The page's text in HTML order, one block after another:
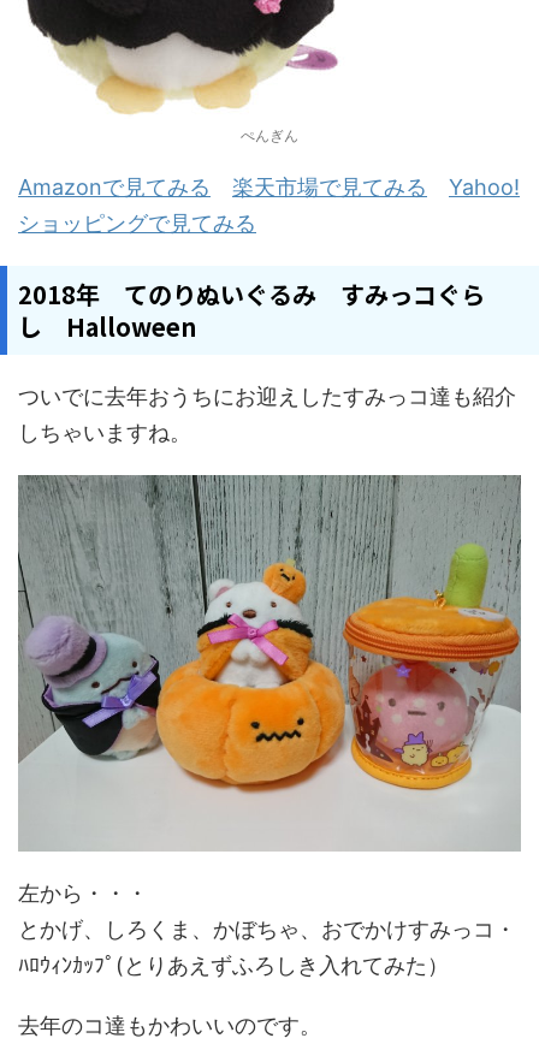
ぺんぎん
Amazonで見てみる 楽天市場で見てみる
Yahoo!
ショッピングで見てみる
2018年 てのりぬいぐるみ すみっコぐら
し Halloween
ついでに去年おうちにお迎えしたすみっコ達も紹介
しちゃいますね。
左から・・・
とかげ、しろくま、かぼちゃ、おでかけすみっコ・
ﾊﾛｳｨﾝｶｯﾌﾟ(とりあえずふろしき入れてみた）
去年のコ達もかわいいのです。